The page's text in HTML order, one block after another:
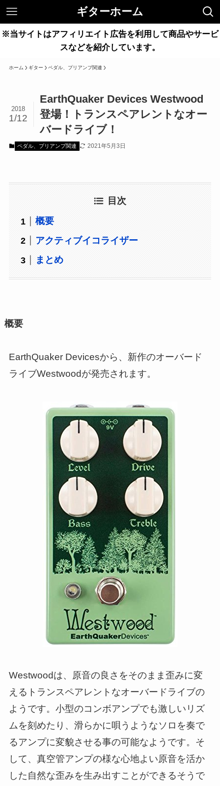
ギターホーム
※当サイトはアフィリエイト広告を利用して商品やサービ
スなどを紹介しています。
ホーム ギター ペダル、プリアンプ関連
EarthQuaker Devices Westwood
登場！トランスペアレントなオー
バードライブ！
2018
1/12
ペダル、プリアンプ関連 2021年5月3日
目次
概要
アクティブイコライザー
まとめ
概要
EarthQuaker Devicesから、新作のオーバード
ライブWestwoodが発売されます。
Westwoodは、原音の良さをそのまま歪みに変
えるトランスペアレントなオーバードライブの
ようです。小型のコンボアンプでも激しいリズ
ムを刻めたり、滑らかに唄うようなソロを奏で
るアンプに変貌させる事の可能なようです。そ
して、真空管アンプの様な心地よい原音を活か
した自然な歪みを生み出すことができるそうで